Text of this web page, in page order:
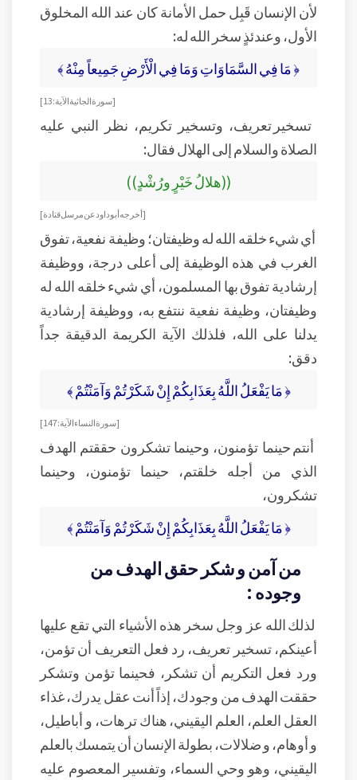
لأن الإنسان قَبِل حمل الأمانة كان عند الله المخلوق
الأول، وعندئذٍ سخر الله له:
﴿ مَا فِي السَّمَاوَاتِ وَمَا فِي الْأَرْضِ جَمِيعاً مِنْهُ ﴾
[ سورة الجاثية الآية: 13]
تسخير تعريف، وتسخير تكريم، نظر النبي عليه
الصلاة والسلام إلى الهلال فقال:
((هلالُ خَيْرٍ ورُشْدٍ))
[أخرجه أبو داود عن مرسل قتادة]
أي شيء خلقه الله له وظيفتان؛ وظيفة نفعية، تفوق
الغرب في هذه الوظيفة إلى أعلى درجة، ووظيفة
إرشادية تفوق بها المسلمون، أي شيء خلقه الله له
وظيفتان، وظيفة نفعية ننتفع به، ووظيفة إرشادية
يدلنا على الله، فلذلك الآية الكريمة الدقيقة جداً
دقق:
﴿ مَا يَفْعَلُ اللَّهُ بِعَذَابِكُمْ إِنْ شَكَرْتُمْ وَآمَنْتُمْ ﴾
[ سورة النساء الآية: 147]
أنتم حينما تؤمنون، وحينما تشكرون حققتم الهدف
الذي من أجله خلقتم، حينما تؤمنون، وحينما
تشكرون،
﴿ مَا يَفْعَلُ اللَّهُ بِعَذَابِكُمْ إِنْ شَكَرْتُمْ وَآمَنْتُمْ ﴾
من آمن و شكر حقق الهدف من
وجوده :
لذلك الله عز وجل سخر هذه الأشياء التي تقع عليها
أعينكم، تسخير تعريف، رد فعل التعريف أن تؤمن،
ورد فعل التكريم أن تشكر، فحينما تؤمن وتشكر
حققت الهدف من وجودك، إذاً أنت عقل يدرك، غذاء
العقل العلم، العلم اليقيني، هناك ترهات، و أباطيل،
و أوهام، و ضلالات، بطولة الإنسان أن يتمسك بالعلم
اليقيني، وهو وحي السماء، وتفسير المعصوم عليه